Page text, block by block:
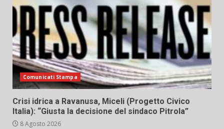
Comunicati Stampa
Crisi idrica a Ravanusa, Miceli (Progetto Civico
Italia): “Giusta la decisione del sindaco Pitrola”
8 Agosto 2026